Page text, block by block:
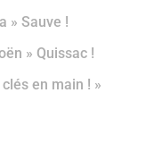
» Sauve !
» Quissac !
en main ! »